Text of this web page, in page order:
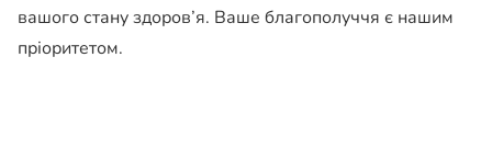
вашого стану здоров’я. Ваше благополуччя є нашим
пріоритетом.